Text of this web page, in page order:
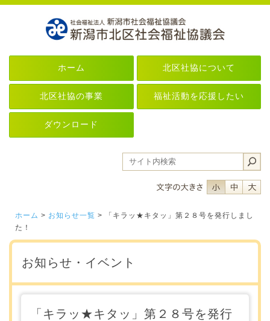
ホーム 北区社協について
北区社協の事業 福祉活動を応援したい
ダウンロード
フォントサイ
フォン
ホーム > お知らせ一覧 > 「キラッ★キタッ」第２８号を発行しまし
た！
お知らせ・イベント
「キラッ★キタッ」第２８号を発行